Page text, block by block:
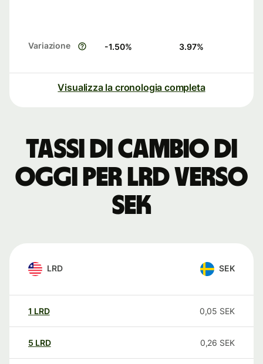
Variazione -1.50% 3.97%
Visualizza la cronologia completa
Tassi di cambio di
oggi per LRD verso
SEK
LRD SEK
1 LRD 0,05 SEK
5 LRD 0,26 SEK